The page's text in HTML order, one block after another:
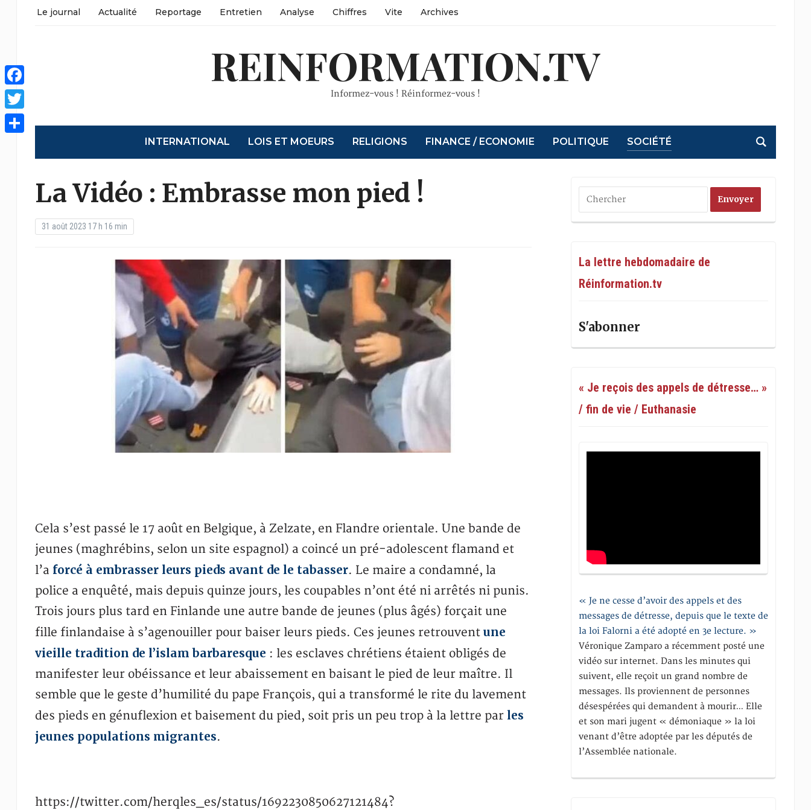
Le journal Actualité Reportage Entretien Analyse Chiffres Vite Archives
REINFORMATION.TV
Informez-vous ! Réinformez-vous !
INTERNATIONAL LOIS ET MOEURS RELIGIONS FINANCE / ECONOMIE POLITIQUE SOCIÉTÉ
La Vidéo : Embrasse mon pied !
31 août 2023 17 h 16 min
Cela s’est passé le 17 août en Belgique, à Zelzate, en Flandre orientale. Une bande de
jeunes (maghrébins, selon un site espagnol) a coincé un pré-adolescent flamand et
l’a forcé à embrasser leurs pieds avant de le tabasser. Le maire a condamné, la
police a enquêté, mais depuis quinze jours, les coupables n’ont été ni arrêtés ni punis.
Trois jours plus tard en Finlande une autre bande de jeunes (plus âgés) forçait une
fille finlandaise à s’agenouiller pour baiser leurs pieds. Ces jeunes retrouvent une
vieille tradition de l’islam barbaresque : les esclaves chrétiens étaient obligés de
manifester leur obéissance et leur abaissement en baisant le pied de leur maître. Il
semble que le geste d’humilité du pape François, qui a transformé le rite du lavement
des pieds en génuflexion et baisement du pied, soit pris un peu trop à la lettre par les
jeunes populations migrantes.
https://twitter.com/herqles_es/status/1692230850627121484?
La lettre hebdomadaire de
Réinformation.tv
S'abonner
« Je reçois des appels de détresse… »
/ fin de vie / Euthanasie
« Je ne cesse d’avoir des appels et des
messages de détresse, depuis que le texte de
la loi Falorni a été adopté en 3e lecture. »
Véronique Zamparo a récemment posté une
vidéo sur internet. Dans les minutes qui
suivent, elle reçoit un grand nombre de
messages. Ils proviennent de personnes
désespérées qui demandent à mourir… Elle
et son mari jugent « démoniaque » la loi
venant d’être adoptée par les députés de
l’Assemblée nationale.
Facebook
Twitter